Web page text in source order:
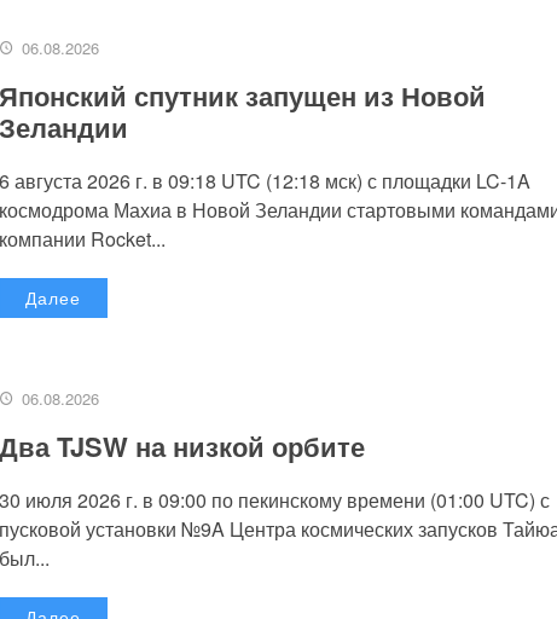
06.08.2026
Японский спутник запущен из Новой
Зеландии
6 августа 2026 г. в 09:18 UTC (12:18 мск) с площадки LC-1A
космодрома Махиа в Новой Зеландии стартовыми
компании Rocket...
Далее
06.08.2026
Два TJSW на низкой орбите
30 июля 2026 г. в 09:00 по пекинскому времени (01:00 UTC) с
пусковой установки №9A Центра космических запусков
был...